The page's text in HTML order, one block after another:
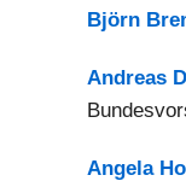
Björn
Andreas
Angela